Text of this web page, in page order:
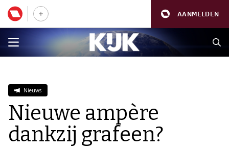
AANMELDEN
Nieuws
Nieuwe ampère
dankzij grafeen?